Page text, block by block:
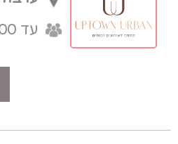
עד 400 איש
כשר